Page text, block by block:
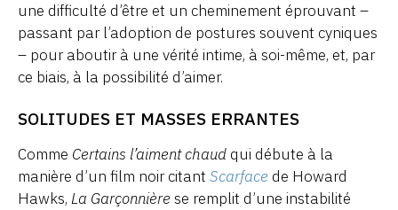
une difficulté d’être et un cheminement éprouvant –
passant par l’adoption de postures souvent cyniques
– pour aboutir à une vérité intime, à soi-même, et, par
ce biais, à la possibilité d’aimer.
SOLITUDES ET MASSES ERRANTES
Comme Certains l’aiment chaud qui débute à la
manière d’un film noir citant Scarface de Howard
Hawks, La Garçonnière se remplit d’une instabilité